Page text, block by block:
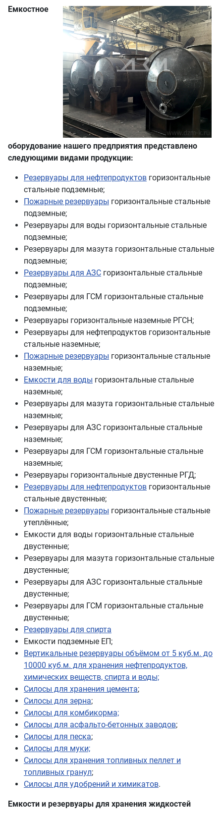
Емкостное
оборудование нашего предприятия представлено
следующими видами продукции:
Резервуары для нефтепродуктов горизонтальные
стальные подземные;
Пожарные резервуары горизонтальные стальные
подземные;
Резервуары для воды горизонтальные стальные
подземные;
Резервуары для мазута горизонтальные стальные
подземные;
Резервуары для АЗС горизонтальные стальные
подземные;
Резервуары для ГСМ горизонтальные стальные
подземные;
Резервуары горизонтальные наземные РГСН;
Резервуары для нефтепродуктов горизонтальные
стальные наземные;
Пожарные резервуары горизонтальные стальные
наземные;
Емкости для воды горизонтальные стальные
наземные;
Резервуары для мазута горизонтальные стальные
наземные;
Резервуары для АЗС горизонтальные стальные
наземные;
Резервуары для ГСМ горизонтальные стальные
наземные;
Резервуары горизонтальные двустенные РГД;
Резервуары для нефтепродуктов горизонтальные
стальные двустенные;
Пожарные резервуары горизонтальные стальные
утеплённые;
Емкости для воды горизонтальные стальные
двустенные;
Резервуары для мазута горизонтальные стальные
двустенные;
Резервуары для АЗС горизонтальные стальные
двустенные;
Резервуары для ГСМ горизонтальные стальные
двустенные;
Резервуары для спирта
Емкости подземные ЕП;
Вертикальные резервуары объёмом от 5 куб.м. до
10000 куб.м. для хранения нефтепродуктов,
химических веществ, спирта и воды;
Силосы для хранения цемента;
Силосы для зерна;
Силосы для комбикорма;
Силосы для асфальто-бетонных заводов;
Силосы для песка;
Силосы для муки;
Силосы для хранения топливных пеллет и
топливных гранул;
Силосы для удобрений и химикатов.
Емкости и резервуары для хранения жидкостей